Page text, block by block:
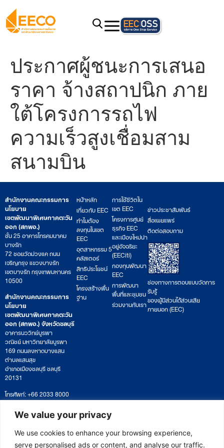
We value your privacy
We use cookies to enhance your browsing experience,
serve personalised ads or content, and analyse our traffic.
ประกาศผู้ชนะการเสนอ
ราคา จ้างสถาปนิก ภาย
ใต้โครงการรถไฟ
ความเร็วสูงเชื่อมสาม
สนามบิน
สำนักงานคณะกรรมการ
นโยบาย
เขตพัฒนาพิเศษภาคตะวัน
ออก (สกพอ.)
ชั้น 25 อาคารโทรคมนาคม
บางรัก
72 ซอยวัดม่วงแค ถนน
เจริญกรุง แขวงบางรัก
เขตบางรัก กรุงเทพมหานคร
10500
สำนักงานคณะกรรมการ
นโยบาย
เขตพัฒนาพิเศษภาคตะวัน
ออก (สกพอ.) จังหวัดชลบุรี
อาคารนววิทย์บูรพา
วณิชย์ มหาวิทยาลัยบูรพา
169 ถนนลงหาดบางแสน
ตำบลแสนสุข
อำเภอเมืองชลบุรี ชลบุรี
20131
โทรศัพท์: +66 2033 8000
เวลาทำการ: จันทร์ – ศุกร์
09:00 – 17:00 น.
ติดตามหนังสือหรือยื่นเอกสาร
saraban@eeco.or.th
หน้าหลัก
เกี่ยวกับ EEC
ทำไมต้อง
ลงทุนในเขต
EEC
อุตสาหกรรม 5
คลัสเตอร์
สิทธิประโยชน์
EEC
โครงสร้างพื้น
ฐาน
การใช้ชีวิตใน
เขต EEC
โครงการศูนย์
ธุรกิจ EEC
และเมืองใหม่น่า
อยู่อัจฉริยะ
(EECiti)
กองทุนพัฒนา
EEC
การพัฒนา
พื้นที่และชุมชน
ร่วมงานกับเรา
ข่าวประชาสัมพันธ์
สื่อเผยแพร่
ติดต่อสอบถาม
ช่องทางการตอบแบบวัดการ
รับรู้
ของผู้มีส่วนได้ส่วนเสีย
ภายนอก (EEC)